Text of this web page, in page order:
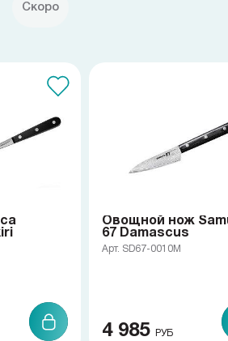
Скоро
Овощной нож
67 Damascus
Арт. SD67-0010M
4 985 РУБ